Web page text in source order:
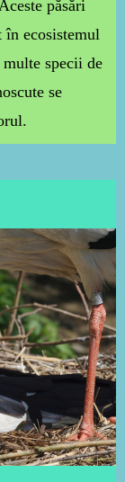
păsări
în ecosistemul
specii de
se